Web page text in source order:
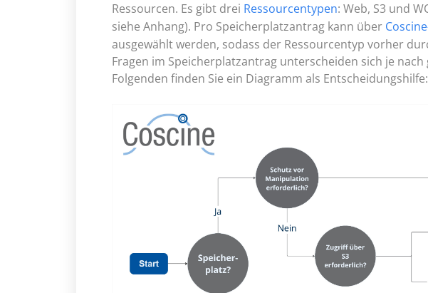
Ressourcen. Es gibt drei Ressourcentypen: Web, S3 und
siehe Anhang). Pro Speicherplatzantrag kann über
ausgewählt werden, sodass der Ressourcentyp vorher
Fragen im Speicherplatzantrag unterscheiden sich je
Folgenden finden Sie ein Diagramm als Entscheidungshilfe: